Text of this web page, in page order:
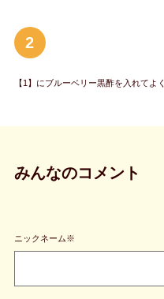
2
【1】にブルーベリー黒酢を入れてよ
みんなのコメント
ニックネーム※